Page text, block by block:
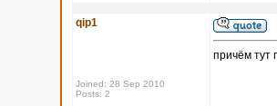
qip1
Joined: 28 Sep 2010
Posts: 2
причём тут